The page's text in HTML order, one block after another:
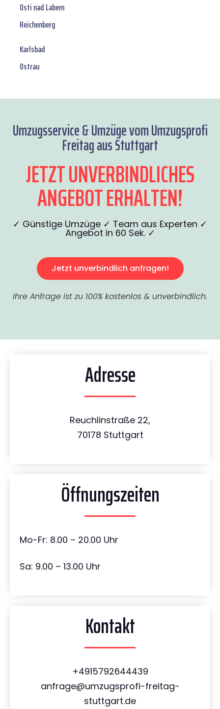
Osti nad Labem
Reichenberg
Karlsbad
Ostrau
Umzugsservice & Umzüge vom Umzugsprofi
Freitag aus Stuttgart
JETZT UNVERBINDLICHES
ANGEBOT ERHALTEN!
✓ Günstige Umzüge ✓ Team aus Experten ✓
Angebot in 60 Sek. ✓
Jetzt unverbindlich anfragen!
Ihre Anfrage ist zu 100% kostenlos & unverbindlich.
Adresse
Reuchlinstraße 22,
70178 Stuttgart
Öffnungszeiten
Mo-Fr: 8.00 – 20.00 Uhr
Sa: 9.00 – 13.00 Uhr
Kontakt
+4915792644439
anfrage@umzugsprofi-freitag-
stuttgart.de